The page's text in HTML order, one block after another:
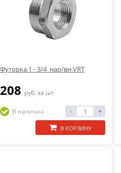
Футорка 1 - 3/4 нар/вн VRT
208 руб. за шт
В наличии - +
В КОРЗИНУ